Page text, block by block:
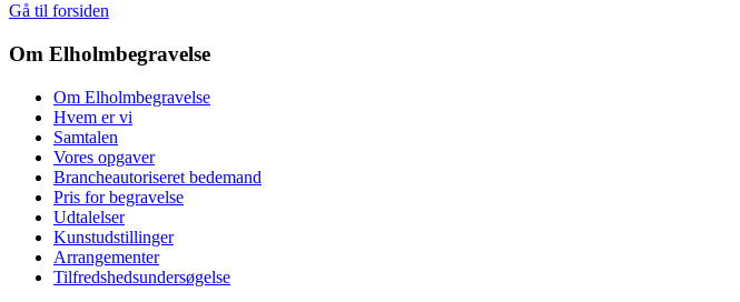
Gå til forsiden
Om Elholmbegravelse
Om Elholmbegravelse
Hvem er vi
Samtalen
Vores opgaver
Brancheautoriseret bedemand
Pris for begravelse
Udtalelser
Kunstudstillinger
Arrangementer
Tilfredshedsundersøgelse